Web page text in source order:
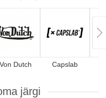
Von Dutch Capslab
järgi